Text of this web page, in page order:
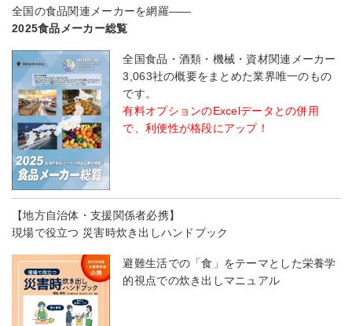
全国の食品関連メーカーを網羅――
2025食品メーカー総覧
全国食品・酒類・機械・資材関連メーカー
3,063社の概要をまとめた業界唯一のもの
です。
有料オプションのExcelデータとの併用
で、利便性が格段にアップ！
【地方自治体・支援関係者必携】
現場で役立つ 災害時炊き出しハンドブック
避難生活での「食」をテーマとした栄養学
的視点での炊き出しマニュアル